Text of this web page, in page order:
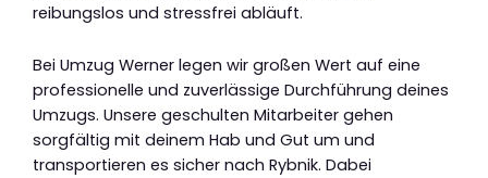
reibungslos und stressfrei abläuft.
Bei Umzug Werner legen wir großen Wert auf eine
professionelle und zuverlässige Durchführung deines
Umzugs. Unsere geschulten Mitarbeiter gehen
sorgfältig mit deinem Hab und Gut um und
transportieren es sicher nach Rybnik. Dabei